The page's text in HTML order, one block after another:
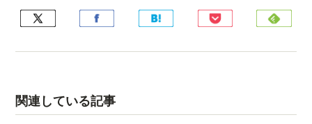
関連している記事